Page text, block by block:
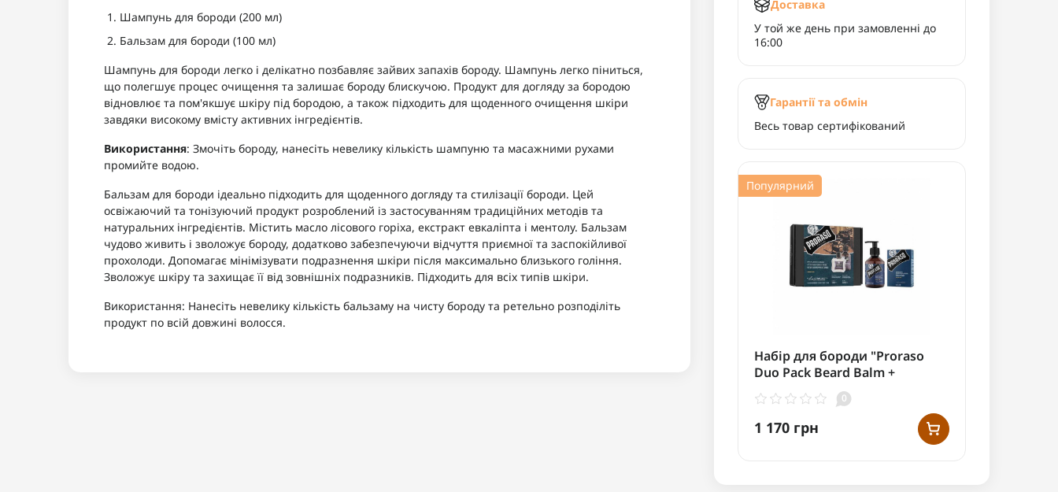
Шампунь для бороди (200 мл)
Бальзам для бороди (100 мл)
Шампунь для бороди легко і делікатно позбавляє зайвих запахів бороду. Шампунь легко піниться,
що полегшує процес очищення та залишає бороду блискучою. Продукт для догляду за бородою
відновлює та пом'якшує шкіру під бородою, а також підходить для щоденного очищення шкіри
завдяки високому вмісту активних інгредієнтів.
Використання: Змочіть бороду, нанесіть невелику кількість шампуню та масажними рухами
промийте водою.
Бальзам для бороди ідеально підходить для щоденного догляду та стилізації бороди. Цей
освіжаючий та тонізуючий продукт розроблений із застосуванням традиційних методів та
натуральних інгредієнтів. Містить масло лісового горіха, екстракт евкаліпта і ментолу. Бальзам
чудово живить і зволожує бороду, додатково забезпечуючи відчуття приємної та заспокійливої ​​
прохолоди. Допомагає мінімізувати подразнення шкіри після максимально близького гоління.
Зволожує шкіру та захищає її від зовнішніх подразників. Підходить для всіх типів шкіри.
Використання: Нанесіть невелику кількість бальзаму на чисту бороду та ретельно розподіліть
продукт по всій довжині волосся.
Доставка
У той же день при замовленні до
16:00
Гарантії та обмін
Весь товар сертифікований
Популярний
Набір для бороди "Proraso
Duo Pack Beard Balm +
Shampoo Azur Lime"
0
1 170 грн